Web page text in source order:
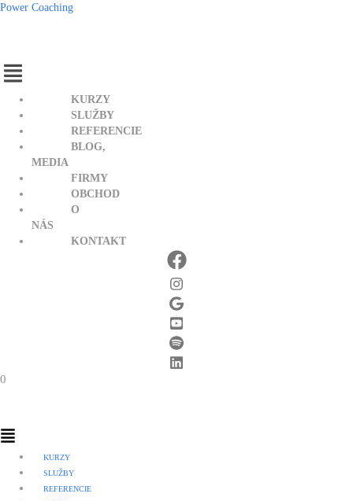
Power Coaching
Menu
KURZY
SLUŽBY
REFERENCIE
BLOG,
MEDIA
FIRMY
OBCHOD
O
NÁS
KONTAKT
0
Menu
KURZY
SLUŽBY
REFERENCIE